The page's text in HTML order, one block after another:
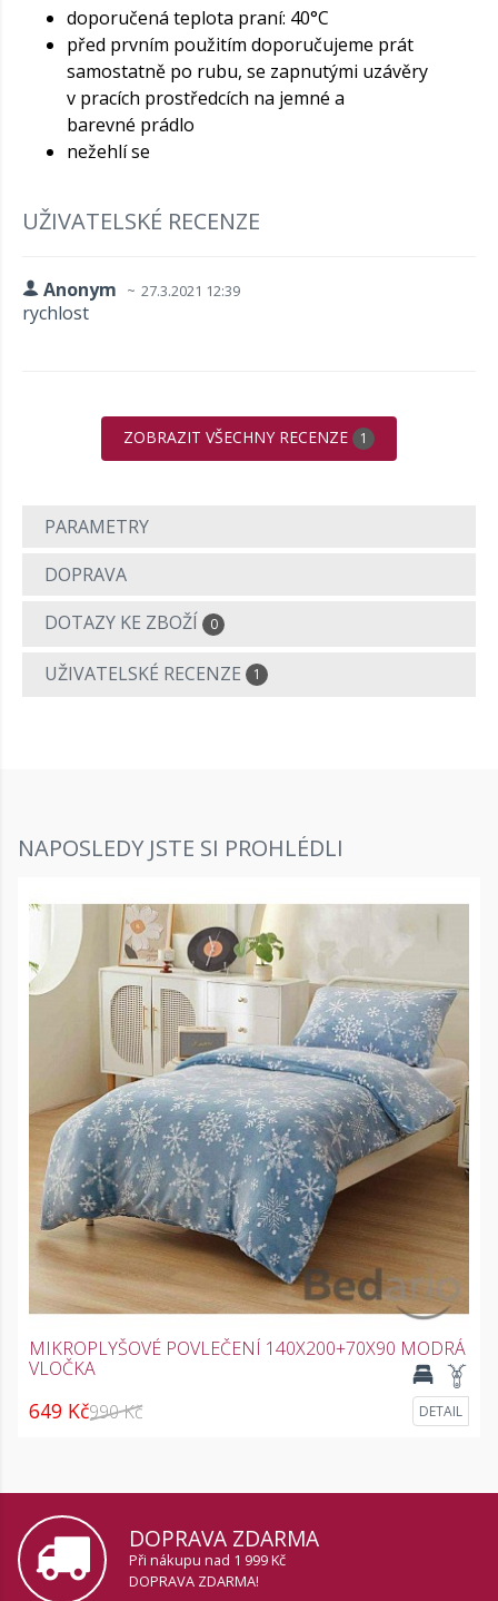
doporučená teplota praní: 40°C
před prvním použitím doporučujeme prát
samostatně po rubu, se zapnutými uzávěry
v pracích prostředcích na jemné a
barevné prádlo
nežehlí se
UŽIVATELSKÉ RECENZE
Anonym 27.3.2021 12:39
rychlost
ZOBRAZIT VŠECHNY RECENZE 1
PARAMETRY
DOPRAVA
DOTAZY KE ZBOŽÍ
0
UŽIVATELSKÉ RECENZE 1
NAPOSLEDY JSTE SI PROHLÉDLI
MIKROPLYŠOVÉ POVLEČENÍ 140X200+70X90 MODRÁ
VLOČKA
649 Kč990 Kč DETAIL
DOPRAVA ZDARMA
Při nákupu nad 1 999 Kč
DOPRAVA ZDARMA!